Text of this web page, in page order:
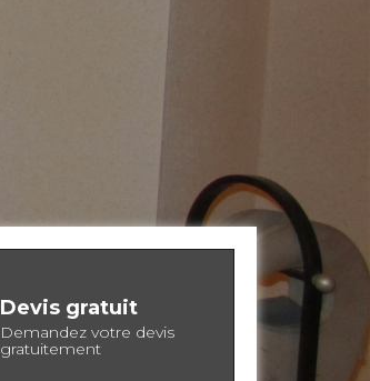
Devis gratuit
Demandez votre devis
gratuitement